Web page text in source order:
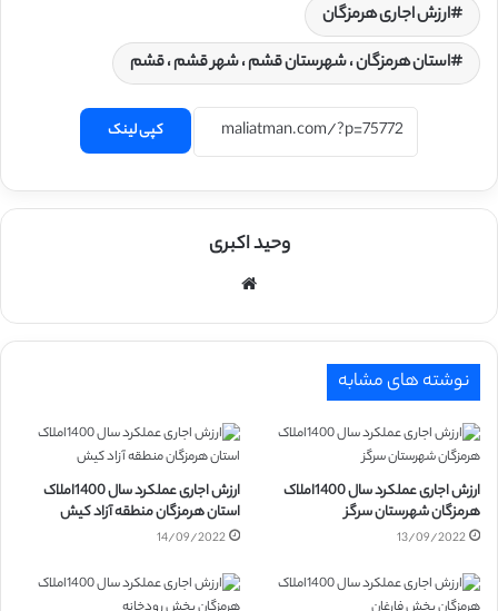
ارزش اجاری هرمزگان
استان هرمزگان ، شهرستان قشم ، شهر قشم ، قشم
کپی لینک
وحید اکبری
نوشته های مشابه
ارزش اجاری عملکرد سال 1400املاک
هرمزگان شهرستان سرگز
13/09/2022
ارزش اجاری عملکرد سال 1400املاک
استان هرمزگان منطقه آزاد کیش
14/09/2022